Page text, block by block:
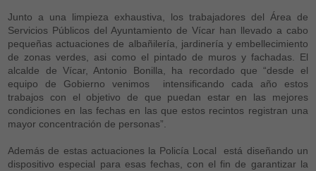
Junto a una limpieza exhaustiva, los trabajadores del Área de
Servicios Públicos del Ayuntamiento de Vícar han llevado a cabo
pequeñas actuaciones de albañilería, jardinería y embellecimiento
de zonas verdes, asi como el pintado de muros y fachadas. El
alcalde de Vícar, Antonio Bonilla, ha recordado que “desde el
equipo de Gobierno venimos intensificando cada año estos
trabajos con el objetivo de que puedan estar en las mejores
condiciones en las fechas en las que estos recintos registran una
mayor concentración de personas”.
Además de estas actuaciones la Policía Local está diseñando un
dispositivo especial para esas fechas, con el fin de garantizar la